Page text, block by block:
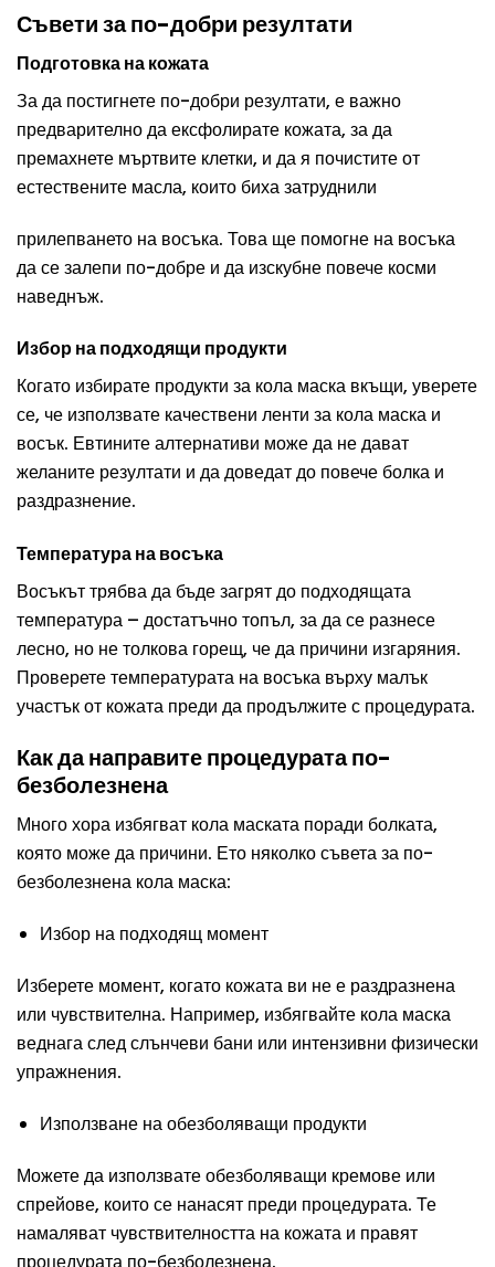
Съвети за по-добри резултати
Подготовка на кожата
За да постигнете по-добри резултати, е важно
предварително да ексфолирате кожата, за да
премахнете мъртвите клетки, и да я почистите от
естествените масла, които биха затруднили
прилепването на восъка. Това ще помогне на восъка
да се залепи по-добре и да изскубне повече косми
наведнъж.
Избор на подходящи продукти
Когато избирате продукти за кола маска вкъщи, уверете
се, че използвате качествени ленти за кола маска и
восък. Евтините алтернативи може да не дават
желаните резултати и да доведат до повече болка и
раздразнение.
Температура на восъка
Восъкът трябва да бъде загрят до подходящата
температура – достатъчно топъл, за да се разнесе
лесно, но не толкова горещ, че да причини изгаряния.
Проверете температурата на восъка върху малък
участък от кожата преди да продължите с процедурата.
Как да направите процедурата по-
безболезнена
Много хора избягват кола маската поради болката,
която може да причини. Ето няколко съвета за по-
безболезнена кола маска:
Избор на подходящ момент
Изберете момент, когато кожата ви не е раздразнена
или чувствителна. Например, избягвайте кола маска
веднага след слънчеви бани или интензивни физически
упражнения.
Използване на обезболяващи продукти
Можете да използвате обезболяващи кремове или
спрейове, които се нанасят преди процедурата. Те
намаляват чувствителността на кожата и правят